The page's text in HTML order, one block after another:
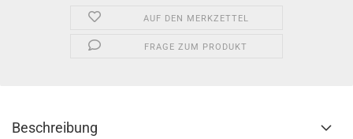
AUF DEN MERKZETTEL
FRAGE ZUM PRODUKT
Beschreibung